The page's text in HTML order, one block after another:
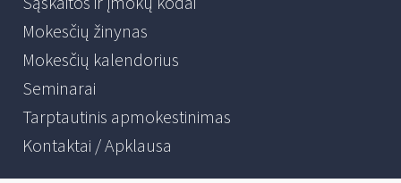
Mokesčių žinynas
Mokesčių kalendorius
Seminarai
Tarptautinis apmokestinimas
Kontaktai / Apklausa